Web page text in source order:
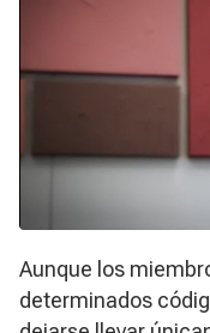
Aunque los
determinados